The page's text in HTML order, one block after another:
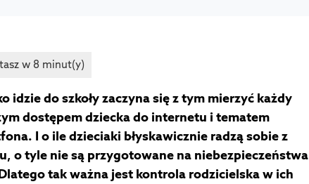
idzie do szkoły zaczyna się z tym mierzyć każdy
dostępem dziecka do internetu i tematem
I o ile dzieciaki błyskawicznie radzą sobie z
o tyle nie są przygotowane na niebezpieczeństwa
tak ważna jest kontrola rodzicielska w ich